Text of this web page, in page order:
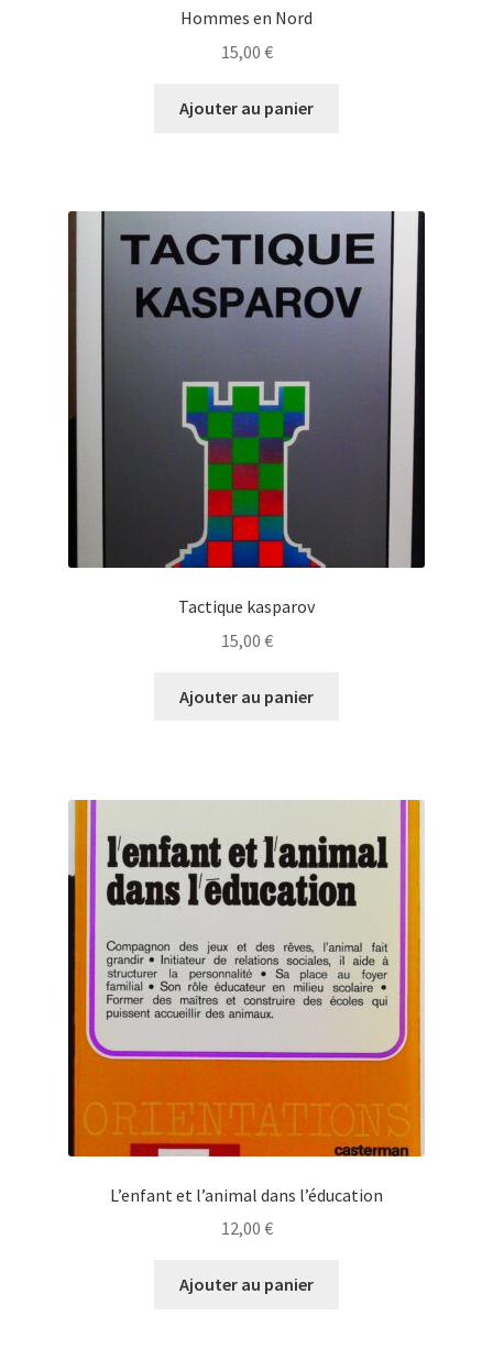
Hommes en Nord
15,00 €
Ajouter au panier
Tactique kasparov
15,00 €
Ajouter au panier
L’enfant et l’animal dans l’éducation
12,00 €
Ajouter au panier